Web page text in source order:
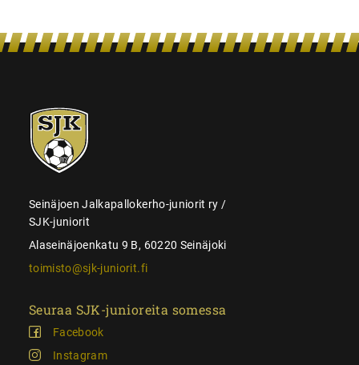
SJK-
juniorit
Seinäjoen Jalkapallokerho-juniorit ry /
SJK-juniorit
Alaseinäjoenkatu 9 B, 60220 Seinäjoki
toimisto@sjk-juniorit.fi
Seuraa SJK-junioreita somessa
Facebook
Instagram